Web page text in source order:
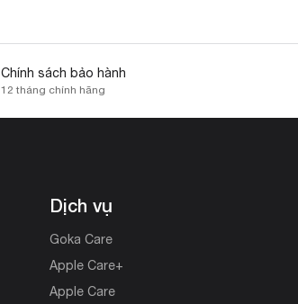
Chính sách bảo hành
12 tháng chính hãng
Dịch vụ
Goka Care
Apple Care+
Apple Care